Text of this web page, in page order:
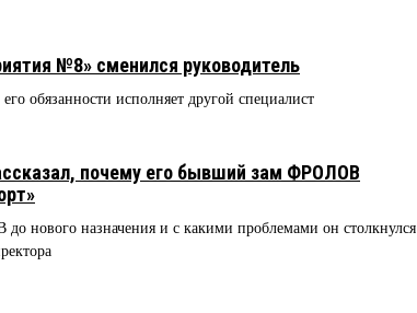
№8» сменился руководитель
обязанности исполняет другой специалист
почему его бывший зам ФРОЛОВ
нового назначения и с какими проблемами он столкнулся